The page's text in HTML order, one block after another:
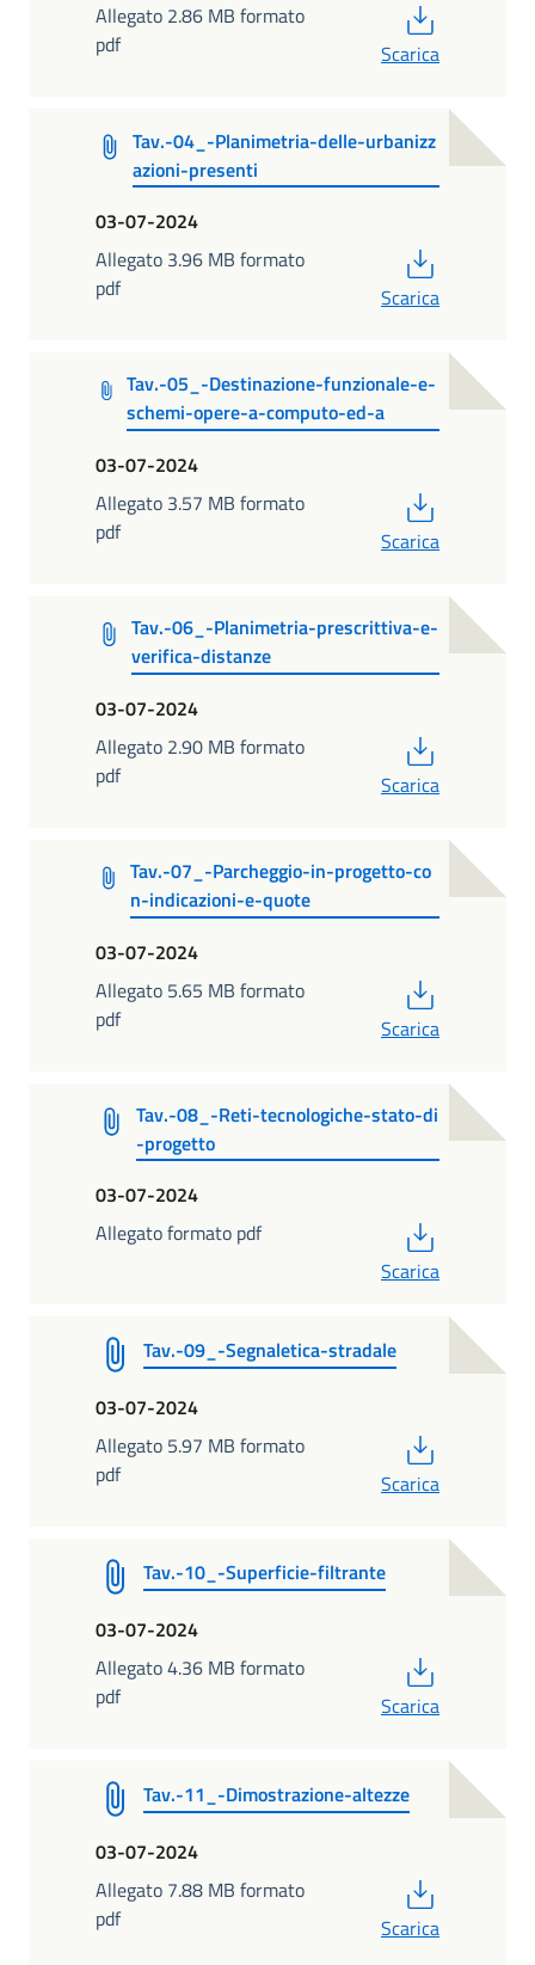
Allegato 2.86 MB formato
pdf
Scarica
Tav.-04_-Planimetria-delle-urbanizz
azioni-presenti
03-07-2024
Allegato 3.96 MB formato
pdf
Scarica
Tav.-05_-Destinazione-funzionale-e-
schemi-opere-a-computo-ed-a
03-07-2024
Allegato 3.57 MB formato
pdf
Scarica
Tav.-06_-Planimetria-prescrittiva-e-
verifica-distanze
03-07-2024
Allegato 2.90 MB formato
pdf
Scarica
Tav.-07_-Parcheggio-in-progetto-co
n-indicazioni-e-quote
03-07-2024
Allegato 5.65 MB formato
pdf
Scarica
Tav.-08_-Reti-tecnologiche-stato-di
-progetto
03-07-2024
Allegato formato pdf
Scarica
Tav.-09_-Segnaletica-stradale
03-07-2024
Allegato 5.97 MB formato
pdf
Scarica
Tav.-10_-Superficie-filtrante
03-07-2024
Allegato 4.36 MB formato
pdf
Scarica
Tav.-11_-Dimostrazione-altezze
03-07-2024
Allegato 7.88 MB formato
pdf
Scarica